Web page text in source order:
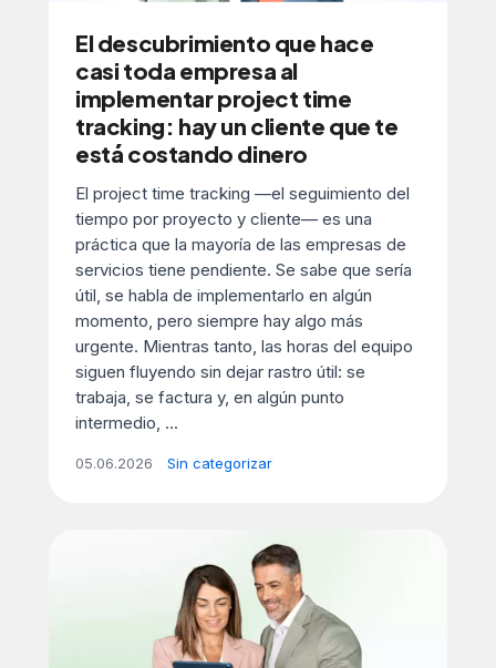
El descubrimiento que hace
casi toda empresa al
implementar project time
tracking: hay un cliente que te
está costando dinero
El project time tracking —el seguimiento del
tiempo por proyecto y cliente— es una
práctica que la mayoría de las empresas de
servicios tiene pendiente. Se sabe que sería
útil, se habla de implementarlo en algún
momento, pero siempre hay algo más
urgente. Mientras tanto, las horas del equipo
siguen fluyendo sin dejar rastro útil: se
trabaja, se factura y, en algún punto
intermedio, ...
05.06.2026 Sin categorizar